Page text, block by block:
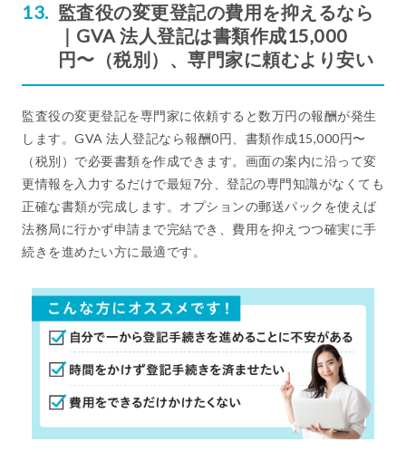
監査役の変更登記の費用を抑えるなら
｜GVA 法人登記は書類作成15,000
円〜（税別）、専門家に頼むより安い
監査役の変更登記を専門家に依頼すると数万円の報酬が発生
します。GVA 法人登記なら報酬0円、書類作成15,000円〜
（税別）で必要書類を作成できます。画面の案内に沿って変
更情報を入力するだけで最短7分、登記の専門知識がなくても
正確な書類が完成します。オプションの郵送パックを使えば
法務局に行かず申請まで完結でき、費用を抑えつつ確実に手
続きを進めたい方に最適です。